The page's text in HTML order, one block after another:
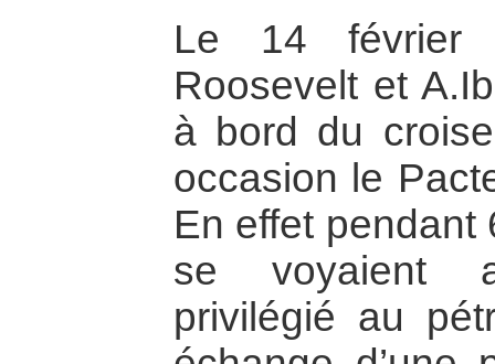
Le 14 février
Roosevelt et
à bord du
occasion le
En effet pendant
se voyaient
privilégié au